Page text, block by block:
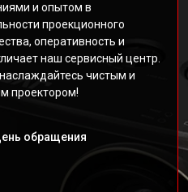
и опытом в
проекционного
оперативность и
наш сервисный центр.
чистым и
проектором!
обращения